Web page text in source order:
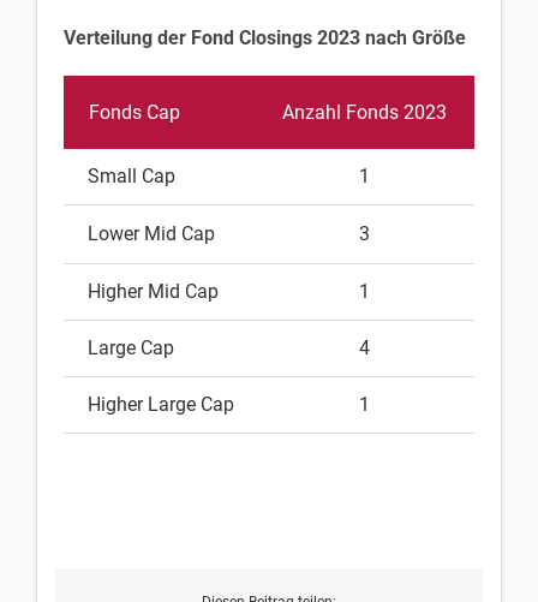
Verteilung der Fond Closings 2023 nach Größe
Fonds Cap Anzahl Fonds 2023
Small Cap 1
Lower Mid Cap 3
Higher Mid Cap 1
Large Cap 4
Higher Large Cap 1